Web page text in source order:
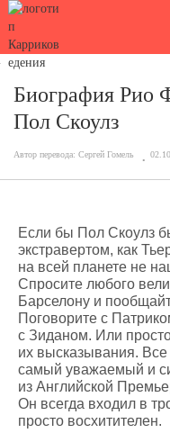
Биография Рио
Пол Скоулз
Автор перевода: Сергей Гомель
Если бы Пол Скоулз
экстравертом, как
на всей планете не
Спросите любого
Барселону и
Поговорите с
с Зиданом. Или
их высказывания.
самый уважаемый и
из Английской
Он всегда входил в
просто восхитителен.